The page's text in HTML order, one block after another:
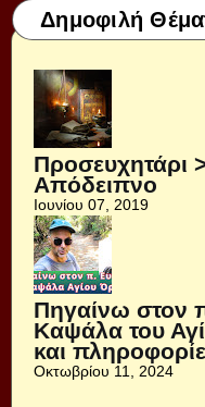
Δημοφιλή
Προσευχητάρι
Απόδειπνο
Ιουνίου 07, 2019
Πηγαίνω στον
Καψάλα του
και
Οκτωβρίου 11, 2024